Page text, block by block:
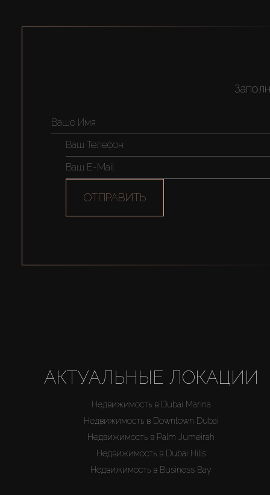
ОТПРАВИТЬ
АКТУАЛЬНЫЕ ЛОКАЦИИ
Недвижимость в Dubai Marina
Недвижимость в Downtown Dubai
Недвижимость в Palm Jumeirah
Недвижимость в Dubai Hills
Недвижимость в Business Bay